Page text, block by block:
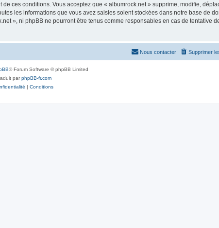
ces conditions. Vous acceptez que « albumrock.net » supprime, modifie,
les informations que vous avez saisies soient stockées dans notre base de
», ni phpBB ne pourront être tenus comme responsables en cas de tentative
Supprimer
Nous contacter
® Forum Software © phpBB Limited
parphpBB-fr.com
| Conditions